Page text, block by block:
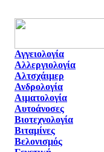
Αγγειολογία
Αλλεργιολογία
Αλτσχάιμερ
Ανδρολογία
Αιματολογία
Αυτοάνοσες
Βιοτεχνολογία
Βιταμίνες
Βελονισμός